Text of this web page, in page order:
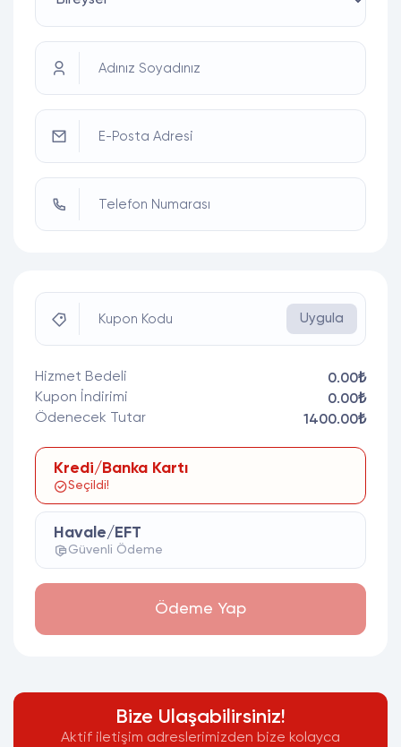
Adınız Soyadınız
E-Posta Adresi
Telefon Numarası
Kupon Kodu Uygula
Hizmet Bedeli
0.00₺
Kupon İndirimi
0.00₺
Ödenecek Tutar
1400.00₺
Kredi/Banka Kartı
Seçildi!
Havale/EFT
Güvenli Ödeme
Ödeme Yap
Bize Ulaşabilirsiniz!
Aktif iletişim adreslerimizden bize kolayca